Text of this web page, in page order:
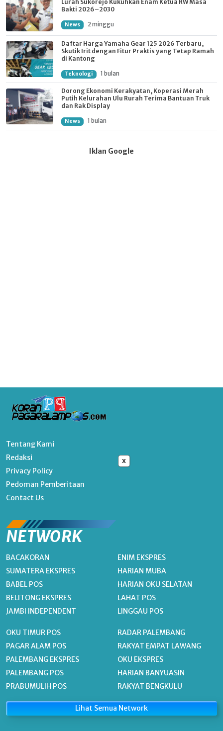
Lurah Sukorejo Kukuhkan Enam Ketua RW Masa
Bakti 2026–2030
News 2 minggu
Daftar Harga Yamaha Gear 125 2026 Terbaru,
Skutik Irit dengan Fitur Praktis yang Tetap Ramah
di Kantong
Teknologi 1 bulan
Dorong Ekonomi Kerakyatan, Koperasi Merah
Putih Kelurahan Ulu Rurah Terima Bantuan Truk
dan Rak Display
News 1 bulan
x
Iklan Google
Tentang Kami
Redaksi
Privacy Policy
Pedoman Pemberitaan
Contact Us
NETWORK
BACAKORAN
SUMATERA EKSPRES
BABEL POS
BELITONG EKSPRES
JAMBI INDEPENDENT
ENIM EKSPRES
HARIAN MUBA
HARIAN OKU SELATAN
LAHAT POS
LINGGAU POS
OKU TIMUR POS
PAGAR ALAM POS
PALEMBANG EKSPRES
PALEMBANG POS
PRABUMULIH POS
RADAR PALEMBANG
RAKYAT EMPAT LAWANG
OKU EKSPRES
HARIAN BANYUASIN
RAKYAT BENGKULU
Lihat Semua Network